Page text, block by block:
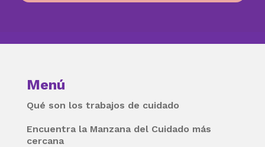
Menú
Qué son los trabajos de cuidado
Encuentra la Manzana del Cuidado más
cercana